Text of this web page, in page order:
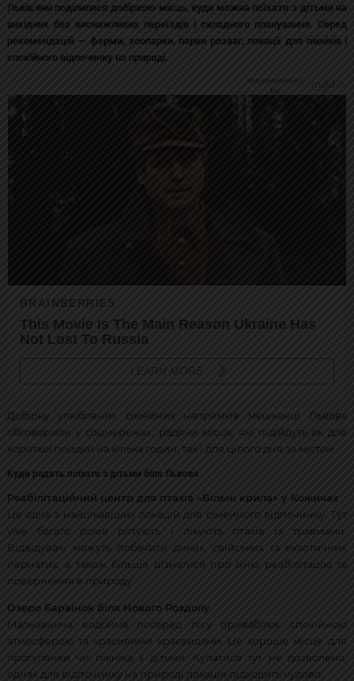
Львів’яни поділилися добіркою місць, куди можна поїхати з дітьми на
вихідних без виснажливих переїздів і складного планування. Серед
рекомендацій — ферми, зоопарки, парки розваг, локації для пікніків і
спокійного відпочинку на природі.
Добірку улюблених сімейних напрямків мешканці Львова
обговорили у соцмережах, радячи місця, які підійдуть як для
короткої поїздки на кілька годин, так і для цілого дня за містом.
Куди радять поїхати з дітьми біля Львова
Реабілітаційний центр для птахів «Вільні крила» у Кожичах
Це одна з найцікавіших локацій для сімейного відпочинку. Тут
уже багато років рятують і лікують птахів із травмами.
Відвідувачі можуть побачити диких, свійських та екзотичних
пернатих, а також більше дізнатися про їхню реабілітацію та
повернення в природу.
Озеро Барвінок біля Нового Роздолу
Мальовнича водойма посеред лісу приваблює спокійною
атмосферою та красивими краєвидами. Це хороше місце для
прогулянки чи пікніка з дітьми. Купатися тут не дозволено,
однак для відпочинку на природі локація підходить чудово.